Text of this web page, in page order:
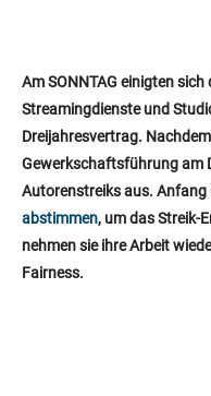
Am SONNTAG einigten
Streamingdienste und
Dreijahresvertrag.
Gewerkschaftsführung am
Autorenstreiks aus.
abstimmen, um das Streik-
nehmen sie ihre Arbeit
Fairness.